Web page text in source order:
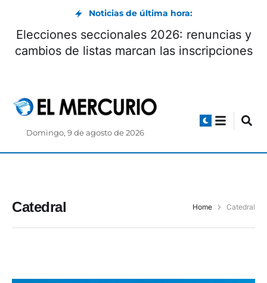
Noticias de última hora:
Elecciones seccionales 2026: renuncias y
cambios de listas marcan las inscripciones
Domingo, 9 de agosto de 2026
Catedral Home Catedral